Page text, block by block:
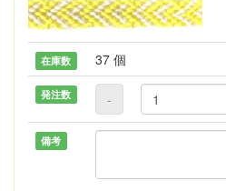
在庫数 37 個
発注数 -
備考